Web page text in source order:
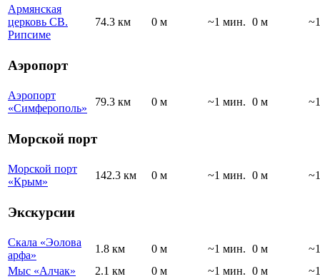
Армянская
церковь СВ.
Рипсиме
74.3 км 0 м ~1 мин. 0 м
Аэропорт
Аэропорт
«Симферополь»
79.3 км 0 м ~1 мин. 0 м
Морской порт
Морской порт
«Крым»
142.3 км 0 м ~1 мин. 0 м
Экскурсии
Скала «Эолова
арфа»
1.8 км 0 м ~1 мин. 0 м
Мыс «Алчак»
2.1 км 0 м ~1 мин. 0 м